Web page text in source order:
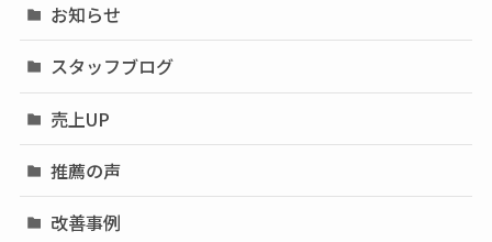
お知らせ
スタッフブログ
売上UP
推薦の声
改善事例